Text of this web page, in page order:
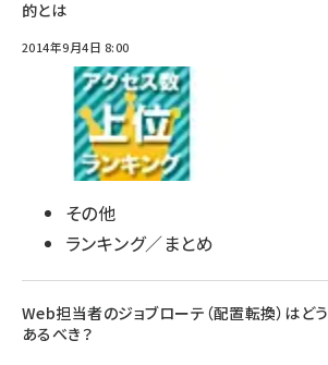
的とは
2014年9月4日 8:00
その他
ランキング／まとめ
Web担当者のジョブローテ（配置転換）はどう
あるべき？